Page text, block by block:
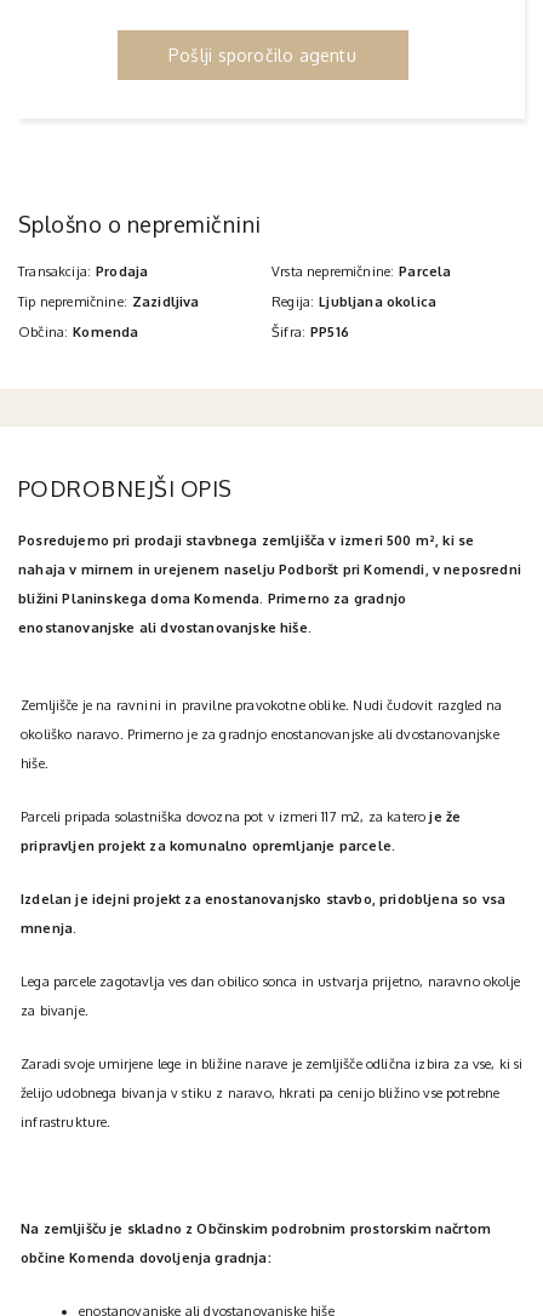
Splošno o nepremičnini
Transakcija: Prodaja Vrsta nepremičnine: Parcela
Tip nepremičnine: Zazidljiva Regija: Ljubljana okolica
Občina: Komenda Šifra: PP516
Pošlji sporočilo agentu
PODROBNEJŠI OPIS
Posredujemo pri prodaji stavbnega zemljišča v izmeri 500 m², ki se
nahaja v mirnem in urejenem naselju Podboršt pri Komendi, v neposredni
bližini Planinskega doma Komenda. Primerno za gradnjo
enostanovanjske ali dvostanovanjske hiše.
Zemljišče je na ravnini in pravilne pravokotne oblike. Nudi čudovit razgled na
okoliško naravo. Primerno je za gradnjo enostanovanjske ali dvostanovanjske
hiše.
Parceli pripada solastniška dovozna pot v izmeri 117 m2, za kateroje že
pripravljen projekt za komunalno opremljanje parcele.
Izdelan je idejni projekt za enostanovanjsko stavbo, pridobljena so vsa
mnenja.
Lega parcele zagotavlja ves dan obilico sonca in ustvarja prijetno, naravno okolje
za bivanje.
Zaradi svoje umirjene lege in bližine narave je zemljišče odlična izbira za vse, ki si
želijo udobnega bivanja v stiku z naravo, hkrati pa cenijo bližino vse potrebne
infrastrukture.
Na zemljišču je skladno z Občinskim podrobnim prostorskim načrtom
občine Komenda dovoljenja gradnja:
enostanovanjske ali dvostanovanjske hiše